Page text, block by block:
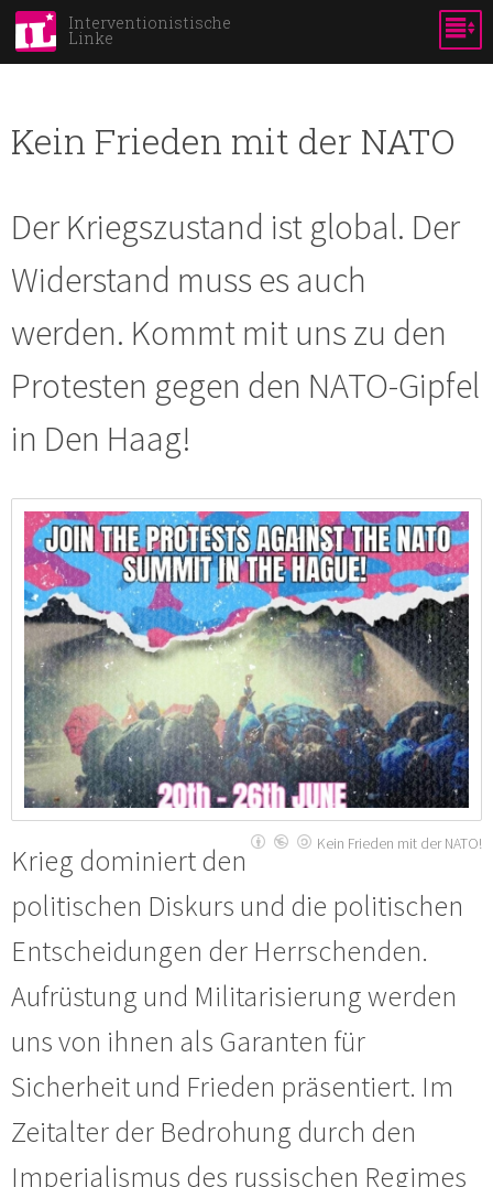
Skip to
content
Interventionistische
Linke
Kein Frieden mit der NATO
Der Kriegszustand ist global. Der
Widerstand muss es auch
werden. Kommt mit uns zu den
Protesten gegen den NATO-Gipfel
in Den Haag!
Kein Frieden mit der NATO!
Krieg dominiert den
politischen Diskurs und die politischen
Entscheidungen der Herrschenden.
Aufrüstung und Militarisierung werden
uns von ihnen als Garanten für
Sicherheit und Frieden präsentiert. Im
Zeitalter der Bedrohung durch den
Imperialismus des russischen Regimes